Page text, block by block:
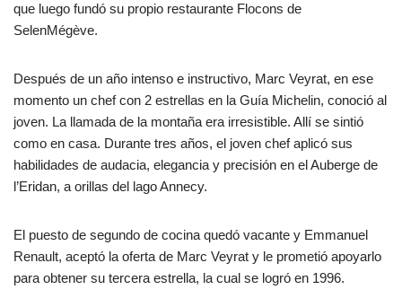
que luego fundó su propio restaurante Flocons de
SelenMégève.
Después de un año intenso e instructivo, Marc Veyrat, en ese
momento un chef con 2 estrellas en la Guía Michelin, conoció al
joven. La llamada de la montaña era irresistible. Allí se sintió
como en casa. Durante tres años, el joven chef aplicó sus
habilidades de audacia, elegancia y precisión en el Auberge de
l’Eridan, a orillas del lago Annecy.
El puesto de segundo de cocina quedó vacante y Emmanuel
Renault, aceptó la oferta de Marc Veyrat y le prometió apoyarlo
para obtener su tercera estrella, la cual se logró en 1996.